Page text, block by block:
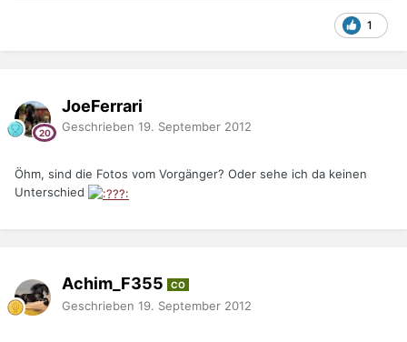
1
JoeFerrari
Geschrieben 19. September 2012
Öhm, sind die Fotos vom Vorgänger? Oder sehe ich da keinen
Unterschied
Achim_F355 CO
Geschrieben 19. September 2012